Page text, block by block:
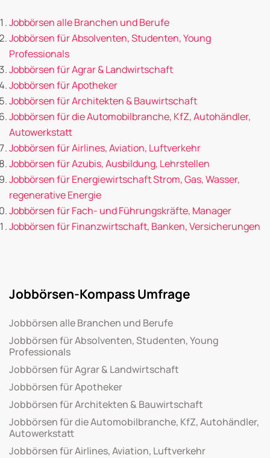
Jobbörsen alle Branchen und Berufe
Jobbörsen für Absolventen, Studenten, Young
Professionals
Jobbörsen für Agrar & Landwirtschaft
Jobbörsen für Apotheker
Jobbörsen für Architekten & Bauwirtschaft
Jobbörsen für die Automobilbranche, KfZ, Autohändler,
Autowerkstatt
Jobbörsen für Airlines, Aviation, Luftverkehr
Jobbörsen für Azubis, Ausbildung, Lehrstellen
Jobbörsen für Energiewirtschaft Strom, Gas, Wasser,
regenerative Energie
Jobbörsen für Fach- und Führungskräfte, Manager
Jobbörsen für Finanzwirtschaft, Banken, Versicherungen
Jobbörsen-Kompass Umfrage
Jobbörsen alle Branchen und Berufe
Jobbörsen für Absolventen, Studenten, Young
Professionals
Jobbörsen für Agrar & Landwirtschaft
Jobbörsen für Apotheker
Jobbörsen für Architekten & Bauwirtschaft
Jobbörsen für die Automobilbranche, KfZ, Autohändler,
Autowerkstatt
Jobbörsen für Airlines, Aviation, Luftverkehr